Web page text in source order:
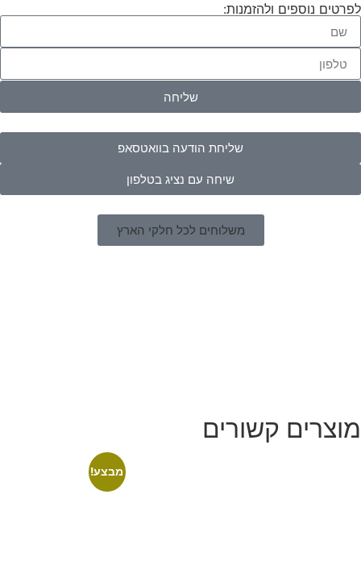
לפרטים נוספים ולהזמנות:
שליחה
שליחת הודעה בוואטסאפ
שיחה עם נציג בטלפון
משלוחים לכל חלקי הארץ
מוצרים קשורים
מבצע!